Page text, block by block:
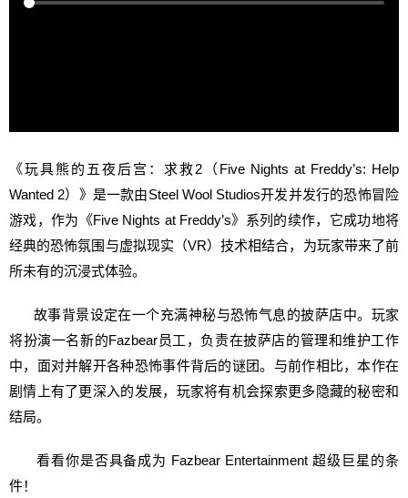
《玩具熊的五夜后宫：求救2（Five Nights at Freddy’s: Help
Wanted 2）》是一款由Steel Wool Studios开发并发行的恐怖冒险
游戏，作为《Five Nights at Freddy’s》系列的续作，它成功地将
经典的恐怖氛围与虚拟现实（VR）技术相结合，为玩家带来了前
所未有的沉浸式体验。
故事背景设定在一个充满神秘与恐怖气息的披萨店中。玩家
将扮演一名新的Fazbear员工，负责在披萨店的管理和维护工作
中，面对并解开各种恐怖事件背后的谜团。与前作相比，本作在
剧情上有了更深入的发展，玩家将有机会探索更多隐藏的秘密和
结局。
看看你是否具备成为 Fazbear Entertainment 超级巨星的条
件！